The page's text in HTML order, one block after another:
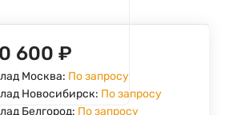
600₽
Москва: По запросу
Новосибирск: По запросу
Белгород: По запросу